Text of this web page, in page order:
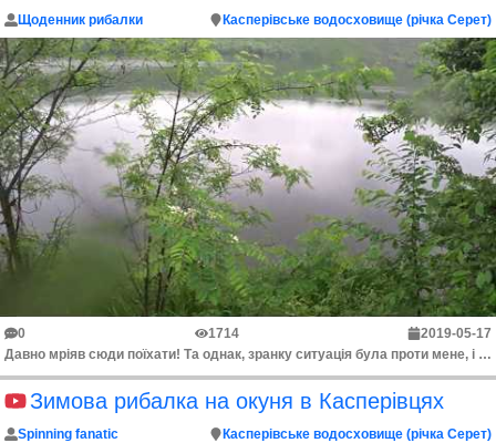
Щоденник рибалки Касперівське водосховище (річка Серет)
0 1714
2019-05-17
Давно мріяв сюди поїхати! Та однак, зранку ситуація була проти мене, і дощ, і незаконні прибудови до самої води, так званої приватної власності, через...
Зимова рибалка на окуня в Касперівцях
Spinning fanatic Касперівське водосховище (річка Серет)